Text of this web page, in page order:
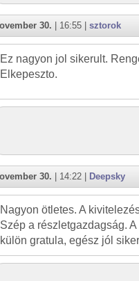
30. | 16:55 | sztorok
Ez nagyon jol sikerult.
Elkepeszto.
30. | 14:22 | Deepsky
Nagyon ötletes. A
Szép a részletgazdagság.
külön gratula, egész jól